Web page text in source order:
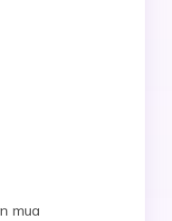
mua